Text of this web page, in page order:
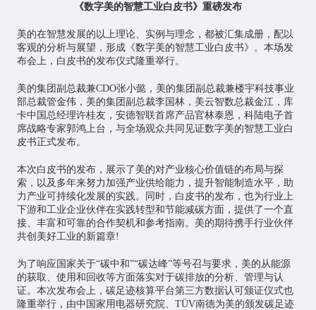
《数字美的智慧工业白皮书》重磅发布
美的在智慧发展的以上理论、实例与理念，都被汇集成册，配以
客观的分析与展望，形成《数字美的智慧工业白皮书》。本场发
布会上，白皮书的发布仪式隆重举行。
美的集团副总裁兼CDO张小懿，美的集团副总裁兼楼宇科技事业
部总裁管金伟，美的集团副总裁李国林，美云智数总裁金江，库
卡中国总经理许桂友，安德智联首席产品官林泰恩，科陆电子首
席战略专家郭鸿上台，与全场观众共同见证数字美的智慧工业白
皮书正式发布。
本次白皮书的发布，展示了美的对产业核心价值链的布局与探
索，以及多年来努力加强产业供给能力，提升智能制造水平，助
力产业可持续化发展的实践。同时，白皮书的发布，也为行业上
下游和工业企业伙伴在实践转型和节能减碳方面，提供了一个直
接、丰富和可靠的合作契机和参考指南。美的期待携手行业伙伴
共创美好工业的新篇章!
为了响应国家关于“碳中和”“碳达峰”等号召与要求，美的从能源
的获取、使用和回收等方面落实对于碳排放的分析、管理与认
证。本次发布会上，碳足迹核算平台第三方数据认可颁证仪式也
隆重举行，由中国家用电器研究院、TÜV南德为美的颁发碳足迹